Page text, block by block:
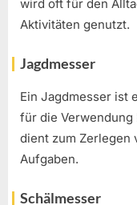
wird oft für den
Aktivitäten genutzt.
Jagdmesser
Ein Jagdmesser ist
für die
dient zum Zerlegen
Aufgaben.
Schälmesser